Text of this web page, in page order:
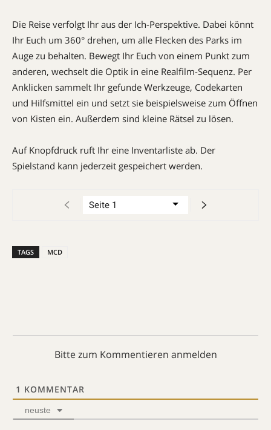
Die Reise verfolgt Ihr aus der Ich-Perspektive. Dabei könnt
Ihr Euch um 360° drehen, um alle Flecken des Parks im
Auge zu behalten. Bewegt Ihr Euch von einem Punkt zum
anderen, wechselt die Optik in eine Realfilm-Sequenz. Per
Anklicken sammelt Ihr gefunde Werkzeuge, Codekarten
und Hilfsmittel ein und setzt sie beispielsweise zum Öffnen
von Kisten ein. Außerdem sind kleine Rätsel zu lösen.
Auf Knopfdruck ruft Ihr eine Inventarliste ab. Der
Spielstand kann jederzeit gespeichert werden.
TAGS MCD
Bitte zum Kommentieren anmelden
1 KOMMENTAR
neuste